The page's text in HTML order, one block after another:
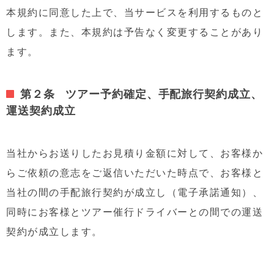
本規約に同意した上で、当サービスを利用するものと
します。また、本規約は予告なく変更することがあり
ます。
第２条 ツアー予約確定、手配旅行契約成立、
運送契約成立
当社からお送りしたお見積り金額に対して、お客様か
らご依頼の意志をご返信いただいた時点で、お客様と
当社の間の手配旅行契約が成立し（電子承諾通知）、
同時にお客様とツアー催行ドライバーとの間での運送
契約が成立します。